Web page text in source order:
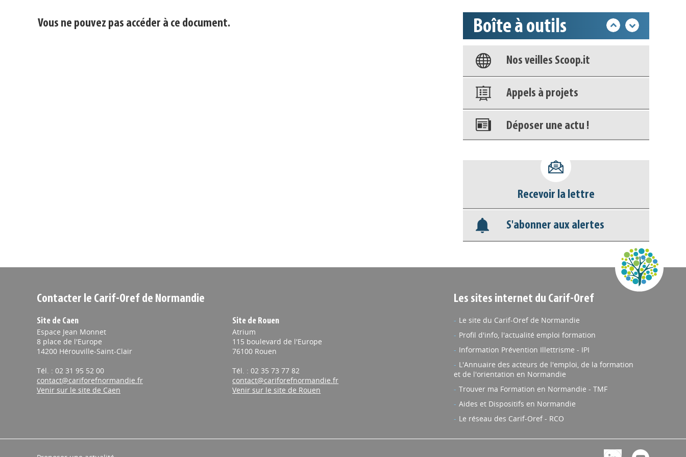
Vous ne pouvez pas accéder à ce document. Boîte à outils
Base documentaire
Nos veilles Scoop.it
Appels à projets
Déposer une actu !
déconnecter)
Base documentaire
Nos veilles Scoop.it
Recevoir la lettre
S'abonner aux alertes
Contacter le Carif-Oref de Normandie
Site de Caen
Espace Jean Monnet
8 place de l'Europe
14200 Hérouville-Saint-Clair
Tél. : 02 31 95 52 00
contact@cariforefnormandie.fr
Venir sur le site de Caen
Site de Rouen
Atrium
115 boulevard de l'Europe
76100 Rouen
Tél. : 02 35 73 77 82
contact@cariforefnormandie.fr
Venir sur le site de Rouen
Les sites internet du Carif-Oref
Le site du Carif-Oref de Normandie
Profil d'info, l'actualité emploi formation
Information Prévention Illettrisme - IPI
L'Annuaire des acteurs de l'emploi, de la formation
et de l'orientation en Normandie
Trouver ma Formation en Normandie - TMF
Aides et Dispositifs en Normandie
Le réseau des Carif-Oref - RCO